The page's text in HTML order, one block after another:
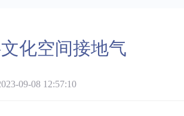
化空间接地气
09-08 12:57:10